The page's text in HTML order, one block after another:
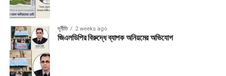
দূর্নীতি 2 weeks ago
জিএলডিপির বিরুদ্ধে ব্যাপক অনিয়মের অভিযোগ